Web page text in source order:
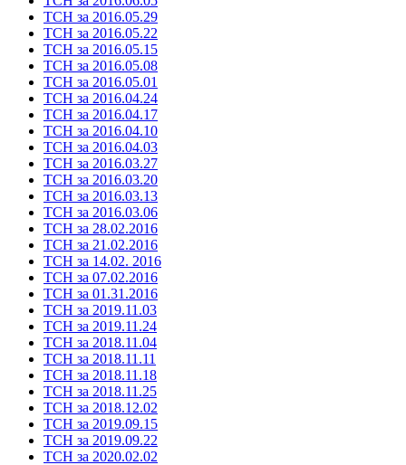
ТСН за 2016.05.29
ТСН за 2016.05.22
ТСН за 2016.05.15
ТСН за 2016.05.08
ТСН за 2016.05.01
ТСН за 2016.04.24
ТСН за 2016.04.17
ТСН за 2016.04.10
ТСН за 2016.04.03
ТСН за 2016.03.27
ТСН за 2016.03.20
ТСН за 2016.03.13
ТСН за 2016.03.06
ТСН за 28.02.2016
ТСН за 21.02.2016
ТСН за 14.02. 2016
ТСН за 07.02.2016
ТСН за 01.31.2016
ТСН за 2019.11.03
ТСН за 2019.11.24
ТСН за 2018.11.04
ТСН за 2018.11.11
ТСН за 2018.11.18
ТСН за 2018.11.25
ТСН за 2018.12.02
ТСН за 2019.09.15
ТСН за 2019.09.22
ТСН за 2020.02.02